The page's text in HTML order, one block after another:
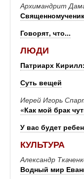
Архимандрит
Говорят, что...
ЛЮДИ
Патриарх
Суть вещей
Иерей Игорь
«Как мой брак
У вас будет
КУЛЬТУРА
Александр
Водный мир